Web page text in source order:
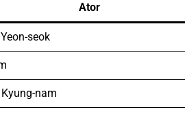
Ator
seok
nam